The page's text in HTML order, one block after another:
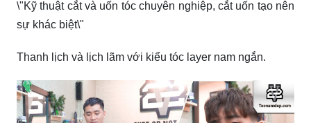
\"Kỹ thuật cắt và uốn tóc chuyên nghiệp, cắt uốn tạo nên
sự khác biệt\"
Thanh lịch và lịch lãm với kiểu tóc layer nam ngắn.